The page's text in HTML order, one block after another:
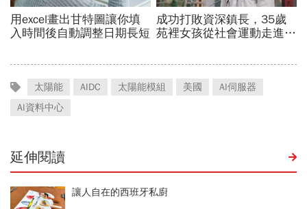
太陽能 AIDC 太陽能模組 美國
AI伺服器
AI資料中心
延伸閱讀
讓人自在的西班牙私廚